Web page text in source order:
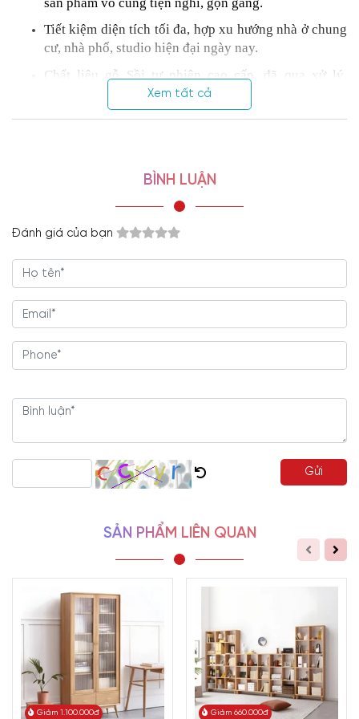
Tiết kiệm diện tích tối đa, hợp xu hướng nhà ở chung
cư, nhà phố, studio hiện đại ngày nay.
Chất liệu gỗ Sồi tự nhiên cao cấp, đã qua xử lý,
chống cong vênh, mối mọt.
Ván gỗ dày dặn, bề mặt láng mịn, đường nét bo cong
bàn làm việc kết hợp tủ sách
tương xứng với giá trị mang lại.
Mẫu tủ sách đẹpđược Nội Thất Viva gia công tại
xưởng riêng, an tâm nguồn gốc, chất lượng sản phẩm.
Kết cấutủ kệ sáchchắc chắn, lắp ráp tỉ mỉ, chuyên
nghiệp.
Bảo hànhtủ sách gỗ tự nhiêntận nơi lên đến 5 năm,
hỗ trợ trọn đời.
Xem tất cả
BÌNH LUẬN
Đánh giá của bạn
Gửi
SẢN PHẨM LIÊN QUAN
Giảm 1.100.000đ Giảm 660.000đ